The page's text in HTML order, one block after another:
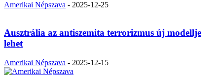
Amerikai Népszava - 2025-12-25
Ausztrália az antiszemita terrorizmus új modellje
lehet
Amerikai Népszava - 2025-12-15